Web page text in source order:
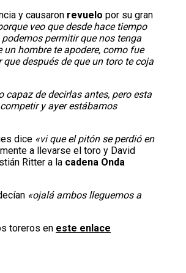
y causaron revuelo por su gran
veo que desde hace tiempo
permitir que nos tenga
hombre te apodere, como fue
después de que un toro te coja
capaz de decirlas antes, pero esta
y ayer estábamos
dice «vi que el pitón se perdió en
a llevarse el toro y David
Ritter a la cadena Onda
«ojalá ambos lleguemos a
toreros en este enlace